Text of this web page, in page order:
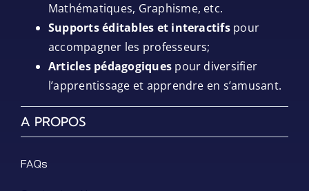
Mathématiques, Graphisme, etc.
Supports éditables et interactifspour
accompagner les professeurs;
Articles pédagogiques pour diversifier
l’apprentissage et apprendre en s’amusant.
A PROPOS
FAQs